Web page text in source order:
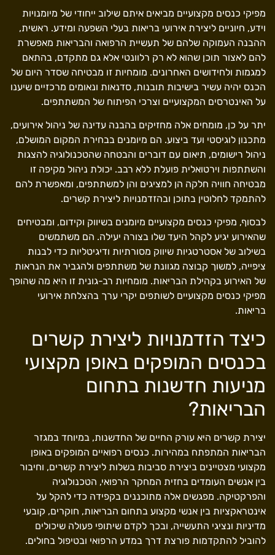
מפיקי כנסים מקצועיים מביאים איתם שילוב ייחודי של מיומנויות
וידע, חיוניים ליצירת אירועי בריאות בעלי השפעה ומידע. ראשית,
ההבנה העמוקה שלהם של תעשיית הרפואה והבריאות מאפשרת
להם לאצור תוכן שהוא לא רק רלוונטי אלא גם מתקדם, בהתאם
למגמות ולחידושים האחרונים. מומחיות זו מבטיחה שסדר היום של
הכנס יהיה עשיר בישיבות תובנות, סדנאות ונאומים מרכזיים שיענו
על האינטרסים המקצועיים וצרכי הפיתוח של המשתתפים.
יתר על כן, מומחים אלה מחזיקים בהבנה עדינה של ניהול אירועים,
מתכנון לוגיסטי ועד ביצוע. הם מיומנים בבחירת המקום המושלם,
ניהול רישומים, תיאום עם דוברים והבטחה שהטכנולוגיה להצגות
והשתתפות וירטואלית פועלת ללא רבב. יכולת ניהול מקיפה זו
מבטיחה חוויה חלקה הן למציגים והן למשתתפים, ומאפשרת להם
להתמקד לחלוטין בתוכן ובהזדמנויות ליצירת קשרים.
לבסוף, מפיקי כנסים מקצועיים מיומנים בשיווק וקידום, ומבטיחים
שהאירוע יגיע לקהל היעד שלו בצורה יעילה. הם משתמשים
בשילוב של אסטרטגיות שיווק מסורתיות ודיגיטליות כדי לבנות
ציפייה, למשוך קבוצה מגוונת של משתתפים ולהגביר את הנראות
של האירוע בקהילת הבריאות. מומחיות רב-גונית זו היא מה שהופך
מפיקי כנסים מקצועיים לשותפים יקרי ערך בהצלחת אירועי
בריאות.
כיצד הזדמנויות ליצירת קשרים
בכנסים המופקים באופן מקצועי
מניעות חדשנות בתחום
הבריאות?
יצירת קשרים היא עורק החיים של החדשנות, במיוחד במגזר
הבריאות המתפתח במהירות. כנסים רפואיים המופקים באופן
מקצועי מצטיינים ביצירת סביבות בשלות ליצירת קשרים, וחיבור
בין אנשים העומדים בחזית המחקר הרפואי, הטכנולוגיה
והפרקטיקה. מפגשים אלה מתוכננים בקפידה כדי להקל על
אינטראקציות בין אנשי מקצוע בתחום הבריאות, חוקרים, קובעי
מדיניות ונציגי התעשייה, ובכך לקדם שיתופי פעולה שיכולים
להוביל להתקדמות פורצת דרך במדע הרפואי ובטיפול בחולים.